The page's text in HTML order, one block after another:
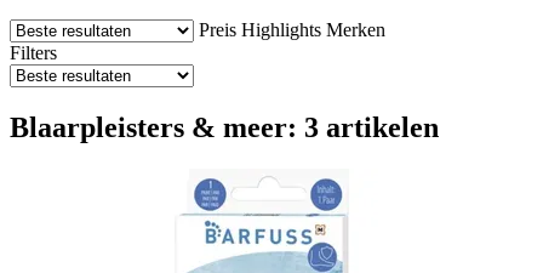
Preis Highlights Merken
Filters
Blaarpleisters & meer: 3 artikelen